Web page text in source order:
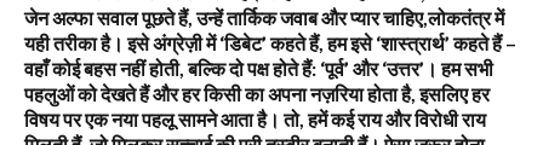
जेन अल्फा सवाल पूछते हैं, उन्हें तार्किक जवाब और प्यार चाहिए,लोकतंत्र में
यही तरीका है। इसे अंग्रेज़ी में ‘डिबेट’ कहते हैं, हम इसे ‘शास्त्रार्थ’ कहते हैं –
वहाँ कोई बहस नहीं होती, बल्कि दो पक्ष होते हैं: ‘पूर्व’ और ‘उत्तर’। हम सभी
पहलुओं को देखते हैं और हर किसी का अपना नज़रिया होता है, इसलिए हर
विषय पर एक नया पहलू सामने आता है। तो, हमें कई राय और विरोधी राय